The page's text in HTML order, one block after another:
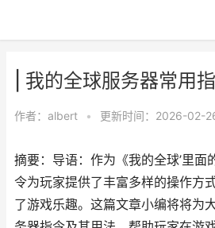
| 我的全球服务器常用
作者： albert • 更新时间：2026-02-
摘要：导语：作为《我的全球’里面
令为玩家提供了丰富多样的操作方
了游戏乐趣。这篇文章小编将将为